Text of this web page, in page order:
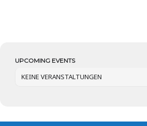
UPCOMING EVENTS
KEINE VERANSTALTUNGEN